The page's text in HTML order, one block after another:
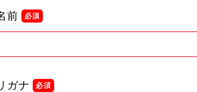
前
ガナ